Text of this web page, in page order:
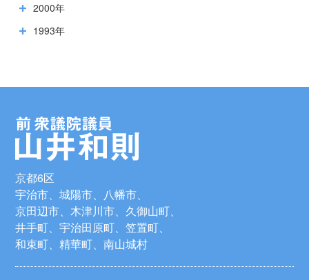
2000年
1993年
京都6区
宇治市、城陽市、八幡市、
京田辺市、木津川市、久御山町、
井手町、宇治田原町、笠置町、
和束町、精華町、南山城村